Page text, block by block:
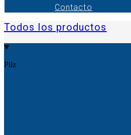
Contacto
Todos los productos
Pilz